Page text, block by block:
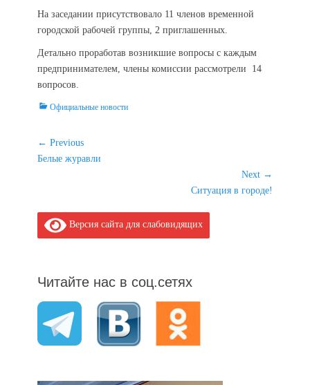
На заседании присутствовало 11 членов временной
городской рабочей группы, 2 приглашенных.
Детально проработав возникшие вопросы с каждым
предпринимателем, члены комиссии рассмотрели 14
вопросов.
Categories
Официальные новости
Навигация
по
← Previous
Previous
Белые журавли
Next →
Ситуация в городе!
Версия сайта для слабовидящих
Читайте нас в соц.сетях